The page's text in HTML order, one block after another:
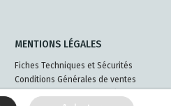
MENTIONS LÉGALES
Fiches Techniques et Sécurités
Conditions Générales de ventes